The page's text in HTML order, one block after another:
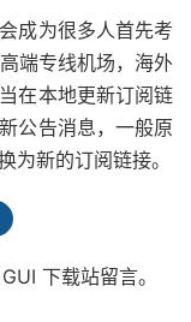
成为很多人首先考
端专线机场，海外
在本地更新订阅链
公告消息，一般原
为新的订阅链接。
下载站留言。